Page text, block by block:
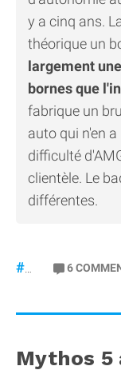
y a cinq ans.
théorique un
largement
bornes que
fabrique un
auto qui n'en
difficulté
clientèle. Le
différentes.
#gt53 6
Mythos 5